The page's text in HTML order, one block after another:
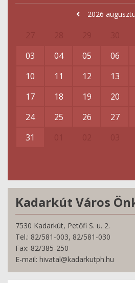
2026
03
04 05 06
10
11 12 13
17
18 19 20
24
25 26 27
31
Kadarkút Város
7530 Kadarkút, Petőfi S. u. 2.
Tel.: 82/581-003, 82/581-030
Fax: 82/385-250
E-mail: hivatal@kadarkutph.hu